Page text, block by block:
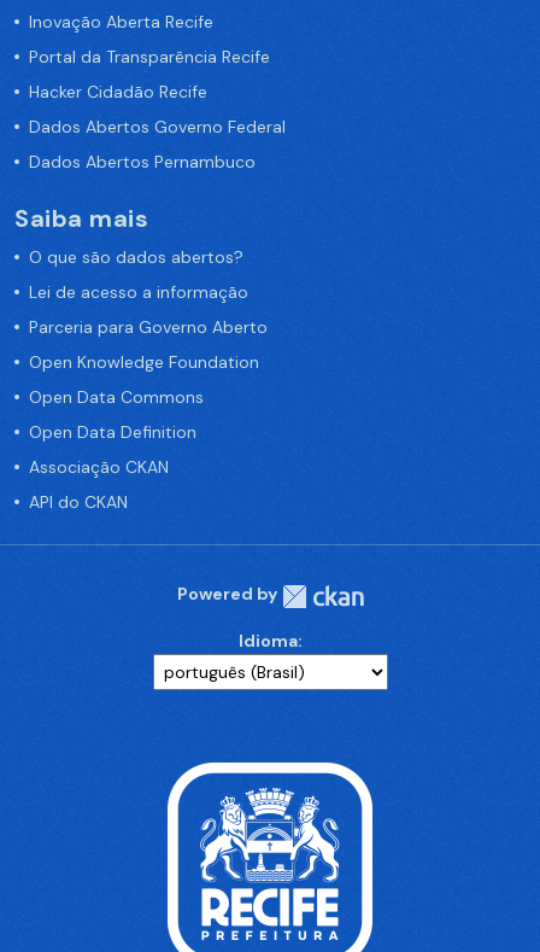
Inovação Aberta Recife
Portal da Transparência Recife
Hacker Cidadão Recife
Dados Abertos Governo Federal
Dados Abertos Pernambuco
Saiba mais
O que são dados abertos?
Lei de acesso a informação
Parceria para Governo Aberto
Open Knowledge Foundation
Open Data Commons
Open Data Definition
Associação CKAN
API do CKAN
Powered by
Idioma